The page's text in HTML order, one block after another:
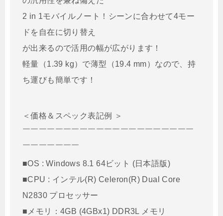
2 in 1モバイルノート！シーンに合わせて4モー
ドを自在に切り替え
が出来るので活用の幅が広がります！
軽量（1.39 kg）で薄型（19.4 mm）なので、持
ち運びも簡単です！
＜価格＆スペック表記例 ＞
￣￣￣￣￣￣￣￣￣￣￣￣￣￣￣￣￣￣￣￣￣
￣￣￣￣￣￣￣
■OS : Windows 8.1 64ビット (日本語版)
■CPU : インテル(R) Celeron(R) Dual Core
N2830 プロセッサー
■メモリ：4GB (4GBx1) DDR3L メモリ